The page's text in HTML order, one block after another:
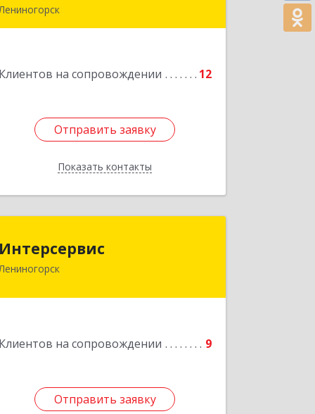
Клиентов на сопровождении 12
Отправить заявку
Показать контакты
Отправить заявку
Назад
Интерсервис
Лениногорск
Клиентов на сопровождении 9
Отправить заявку
423250, Татарстан Респ, Лениногорск
Отправить заявку